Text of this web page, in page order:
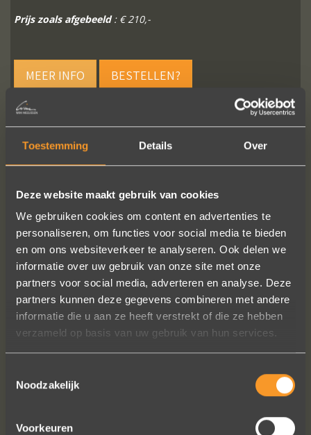
Toestemming Details Over
Deze website maakt gebruik van cookies
We gebruiken cookies om content en advertenties te
personaliseren, om functies voor social media te bieden
en om ons websiteverkeer te analyseren. Ook delen we
informatie over uw gebruik van onze site met onze
partners voor social media, adverteren en analyse. Deze
partners kunnen deze gegevens combineren met andere
informatie die u aan ze heeft verstrekt of die ze hebben
verzameld op basis van uw gebruik van hun services.
Noodzakelijk
Voorkeuren
Prijs zoals afgebeeld: € 210,-
MEER INFO BESTELLEN?
Een droom die uitkomt, de ringen zijn
prachtig afgewerkt, perfecte kwaliteit.
We zijn liefdevol geholpen en ze
waren op tijd klaar. Kan niet anders
zeggen dan AANRADER op elk vlak!